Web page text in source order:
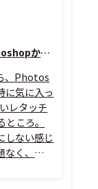
高速かつ直感的な操作感でPhotoshopからの移行
、Photos
に気に入っ
レタッチ
ころ。
しない感じ
く、過去